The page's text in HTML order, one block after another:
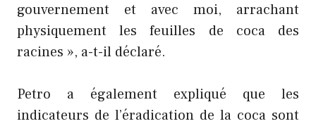
gouvernement et avec moi, arrachant
physiquement les feuilles de coca des
racines », a-t-il déclaré.
Petro a également expliqué que les
indicateurs de l’éradication de la coca sont